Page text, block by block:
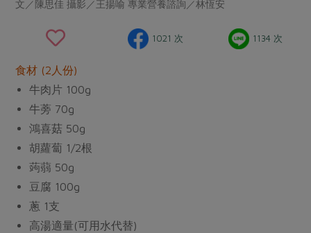
調理食材・點心
休閒零嘴
保健食品
居家好物
美妝保養
家庭清潔
日用品
烘焙．點心
湯品．鍋物
漬物
涼拌沙拉
主題食譜
異國料理
更多當季產品
議題活動
主婦聯盟X樂齡網特約優惠案
30%rPET紅烏龍茶
2024農業發展計畫年度報告
關注議題
減硝酸鹽
廢核運動
減添加物
公益金
更多議題
生活者e週報
綠主張月刊
檢驗報告
硝酸鹽檢驗
社員權益
合作社法規
社務專區
文／陳思佳 攝影／王揚喻 專業營養諮詢／林恆安
1021 次 1134 次
食材 (2人份)
牛肉片 100g
牛蒡 70g
鴻喜菇 50g
胡蘿蔔 1/2根
蒟蒻 50g
豆腐 100g
蔥 1支
高湯適量(可用水代替)